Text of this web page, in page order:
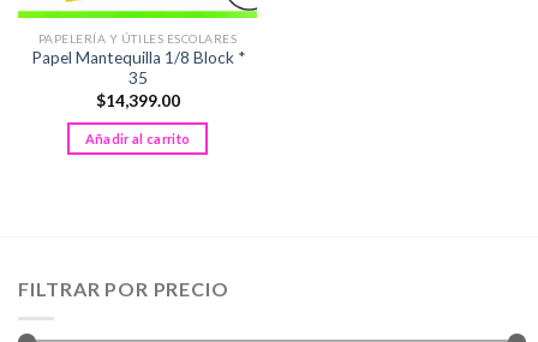
PAPELERÍA Y ÚTILES ESCOLARES
Papel Mantequilla 1/8 Block *
35
$14,399.00
Añadir al carrito
FILTRAR POR PRECIO